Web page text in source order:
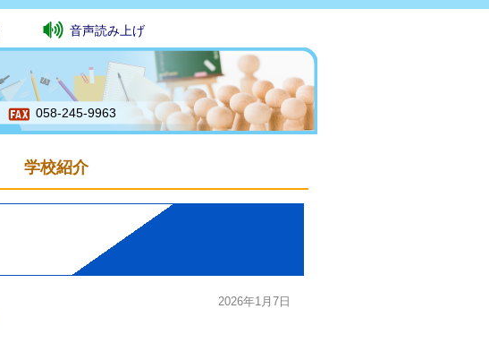
058-245-9963
音声読み上げ
学校紹介
2026年1月7日